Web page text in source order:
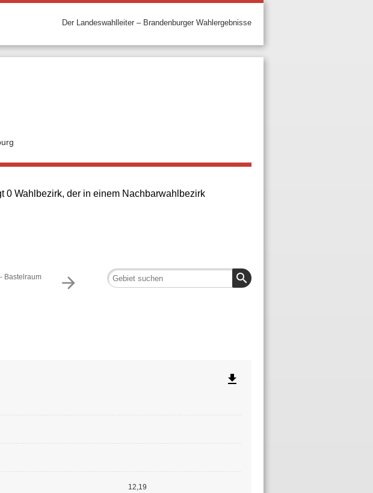
Der Landeswahlleiter – Brandenburger Wahlergebnisse
0 Wahlbezirk, der in einem Nachbarwahlbezirk
arrow_forward
Bastelraum search
12,19
file_download